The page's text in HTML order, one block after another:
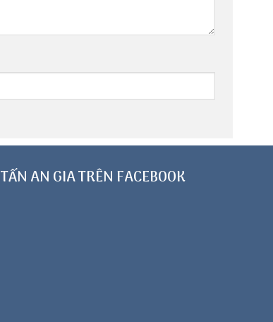
TẤN AN GIA TRÊN FACEBOOK